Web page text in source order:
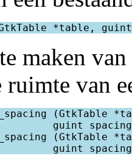
*table,
maken
ruimte van
(GtkTable
guint
(GtkTable
guint